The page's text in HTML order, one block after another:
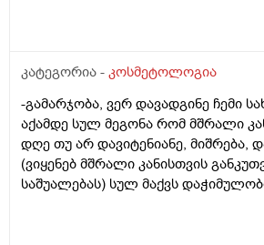
კატეგორია - კოსმეტოლოგია
-გამარჯობა, ვერ დავადგინე ჩემი
აქამდე სულ მეგონა რომ მშრალი
დღე თუ არ დავიტენიანე, მიშრება,
(ვიყენებ მშრალი კანისთვის
საშუალებას) სულ მაქვს
კანი და ამ დაჭიმულობას ვგრძნობ